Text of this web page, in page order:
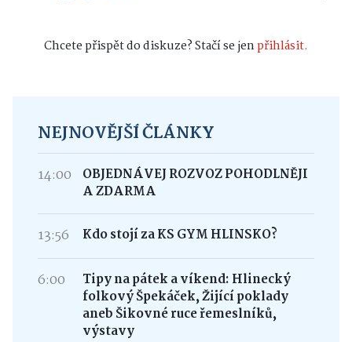
Chcete přispět do diskuze? Stačí se jenpřihlásit.
NEJNOVĚJŠÍ ČLÁNKY
14:00
OBJEDNÁVEJ ROZVOZ POHODLNĚJI
A ZDARMA
13:56 Kdo stojí za KS GYM HLINSKO?
6:00
Tipy na pátek a víkend: Hlinecký
folkový Špekáček, Žijící poklady
aneb Šikovné ruce řemeslníků,
výstavy